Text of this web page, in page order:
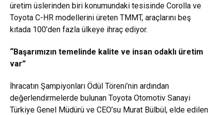
üretim üslerinden biri konumundaki tesisinde Corolla ve
Toyota C-HR modellerini üreten TMMT, araçlarını beş
kıtada 100’den fazla ülkeye ihraç ediyor.
“Başarımızın temelinde kalite ve insan odaklı üretim
var”
İhracatın Şampiyonları Ödül Töreni’nin ardından
değerlendirmelerde bulunan Toyota Otomotiv Sanayi
Türkiye Genel Müdürü ve CEO’su Murat Bülbül, elde edilen